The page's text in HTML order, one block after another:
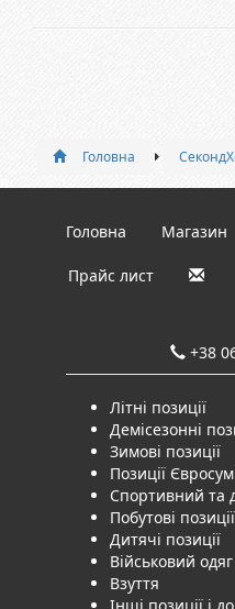
Головна
Головна Магазин
Прайс лист
+38
Літні позиції
Демісезонні
Зимові позиції
Позиції
Спортивний та
Побутові позиції
Дитячі позиції
Військовий одяг
Взуття